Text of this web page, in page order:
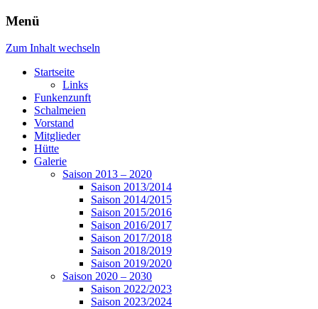
Menü
Zum Inhalt wechseln
Startseite
Links
Funkenzunft
Schalmeien
Vorstand
Mitglieder
Hütte
Galerie
Saison 2013 – 2020
Saison 2013/2014
Saison 2014/2015
Saison 2015/2016
Saison 2016/2017
Saison 2017/2018
Saison 2018/2019
Saison 2019/2020
Saison 2020 – 2030
Saison 2022/2023
Saison 2023/2024